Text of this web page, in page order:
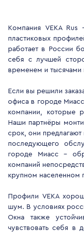
Компания VEKA
пластиковых
работает в России
себя с лучшей
временем и тысячами
Если вы решили
офиса в городе
компании, которые
Наши партнёры
срок, они
последующего
городе Миасс -
компаний
крупном населенном
Профили VEKA
шум. В условиях
Окна также
чувствовать себя в